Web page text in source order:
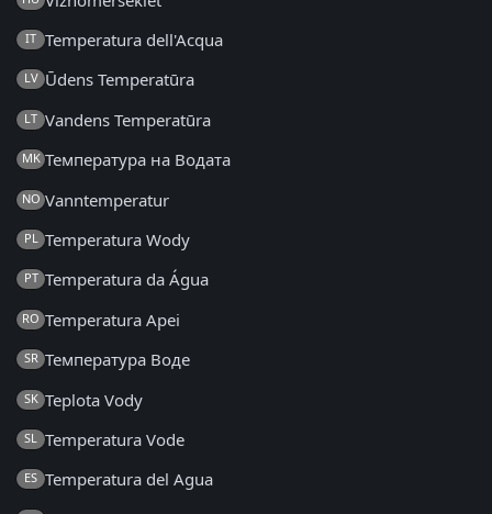
IT Temperatura dell'Acqua
LV Ūdens Temperatūra
LT Vandens Temperatūra
MK Температура на Водата
NO Vanntemperatur
PL Temperatura Wody
PT Temperatura da Água
RO Temperatura Apei
SR Температура Воде
SK Teplota Vody
SL Temperatura Vode
ES Temperatura del Agua